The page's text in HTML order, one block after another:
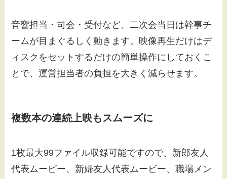
音響担当・司会・受付など、二次会当日は幹事チ
ームが目まぐるしく動きます。映像再生だけはデ
ィスクをセットするだけの簡単操作にしておくこ
とで、運営担当者の負担を大きく減らせます。
複数本の連続上映もスムーズに
1枚最大99ファイル収録可能ですので、新郎友人
代表ムービー、新婦友人代表ムービー、職場メン